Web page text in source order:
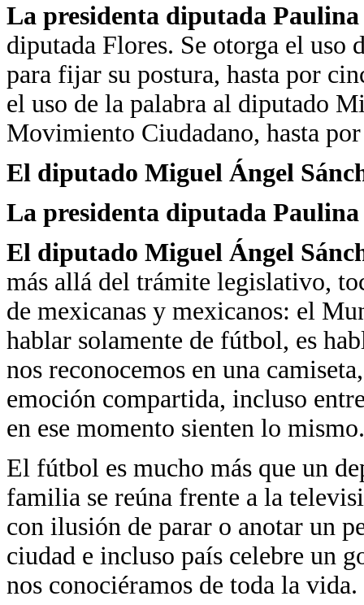
La presidenta diputada
diputada Flores. Se otorga el uso
para fijar su postura, hasta por
el uso de la palabra al diputado
Movimiento Ciudadano, hasta
El diputado Miguel Ángel
La presidenta diputada
El diputado Miguel Ángel
más allá del trámite legislativo,
de mexicanas y mexicanos: el
hablar solamente de fútbol, es
nos reconocemos en una
emoción compartida, incluso
en ese momento sienten lo mismo.
El fútbol es mucho más que un
familia se reúna frente a la
con ilusión de parar o anotar un
ciudad e incluso país celebre un
nos conociéramos de toda la vida.